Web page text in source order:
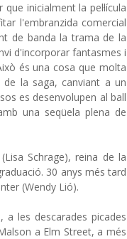
inicialment la pel·lícula
l'embranzida comercial
de banda la trama de la
d'incorporar fantasmes i
és una cosa que molta
la saga, canviant a un
es desenvolupen al ball
una seqüela plena de
Schrage), reina de la
30 anys més tard
(Wendy Lió).
les descarades picades
a Elm Street, a més